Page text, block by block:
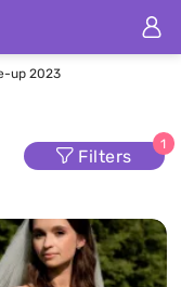
up 2023
Filters
1